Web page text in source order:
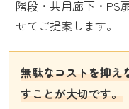
階段・共用廊下・PS
せてご提案します。
無駄なコストを抑え
すことが大切です。